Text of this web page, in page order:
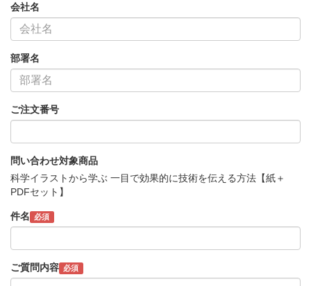
会社名
部署名
ご注文番号
問い合わせ対象商品
科学イラストから学ぶ 一目で効果的に技術を伝える方法【紙＋
PDFセット】
件名 必須
ご質問内容 必須